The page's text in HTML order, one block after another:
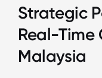
Strategic
Real-
Malaysia